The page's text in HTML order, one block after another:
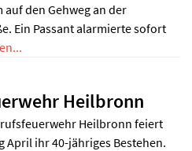
auf den Gehweg an der
Ein Passant alarmierte sofort
Heilbronn
Heilbronn feiert
April ihr 40-jähriges Bestehen.